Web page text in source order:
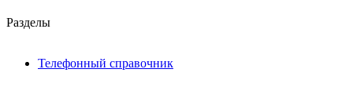
Разделы
Телефонный справочник